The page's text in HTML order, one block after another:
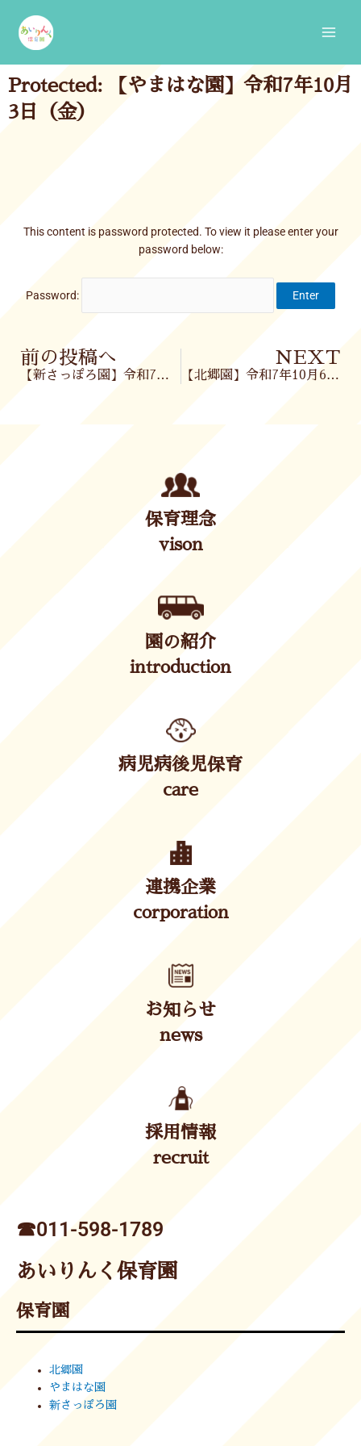
content
Protected: 【やまはな園】令和7年10月
3日（金）
This content is password protected. To view it please enter your
password below:
Password:
Prev
前の投稿へ
【新さっぽろ園】令和7年10月3日(金)
NEXT
【北郷園】令和7年10月6日(月)
保育理念
vison
園の紹介
introduction
病児病後児保育
care
連携企業
corporation
お知らせ
news
採用情報
recruit
☎︎011-598-1789
あいりんく保育園
保育園
北郷園
やまはな園
新さっぽろ園